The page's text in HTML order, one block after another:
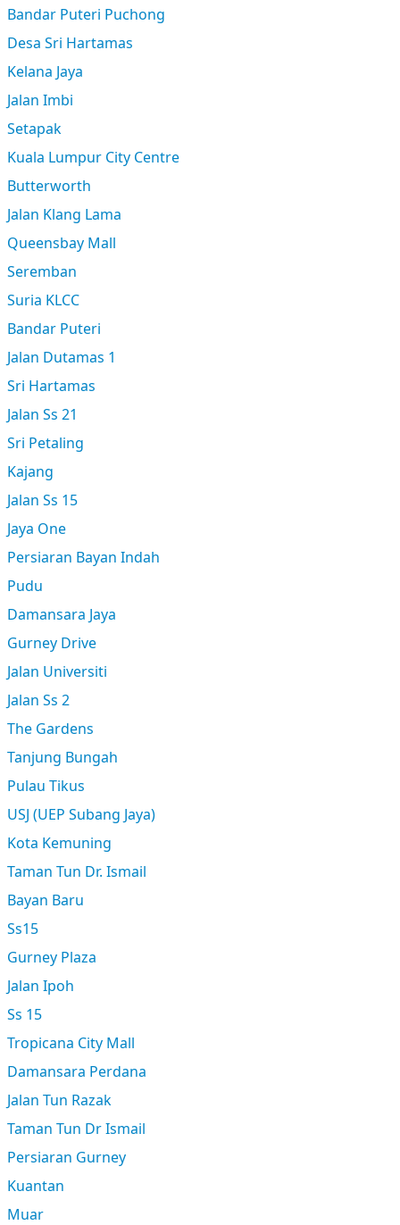
Bandar Puteri Puchong
Desa Sri Hartamas
Kelana Jaya
Jalan Imbi
Setapak
Kuala Lumpur City Centre
Butterworth
Jalan Klang Lama
Queensbay Mall
Seremban
Suria KLCC
Bandar Puteri
Jalan Dutamas 1
Sri Hartamas
Jalan Ss 21
Sri Petaling
Kajang
Jalan Ss 15
Jaya One
Persiaran Bayan Indah
Pudu
Damansara Jaya
Gurney Drive
Jalan Universiti
Jalan Ss 2
The Gardens
Tanjung Bungah
Pulau Tikus
USJ (UEP Subang Jaya)
Kota Kemuning
Taman Tun Dr. Ismail
Bayan Baru
Ss15
Gurney Plaza
Jalan Ipoh
Ss 15
Tropicana City Mall
Damansara Perdana
Jalan Tun Razak
Taman Tun Dr Ismail
Persiaran Gurney
Kuantan
Muar